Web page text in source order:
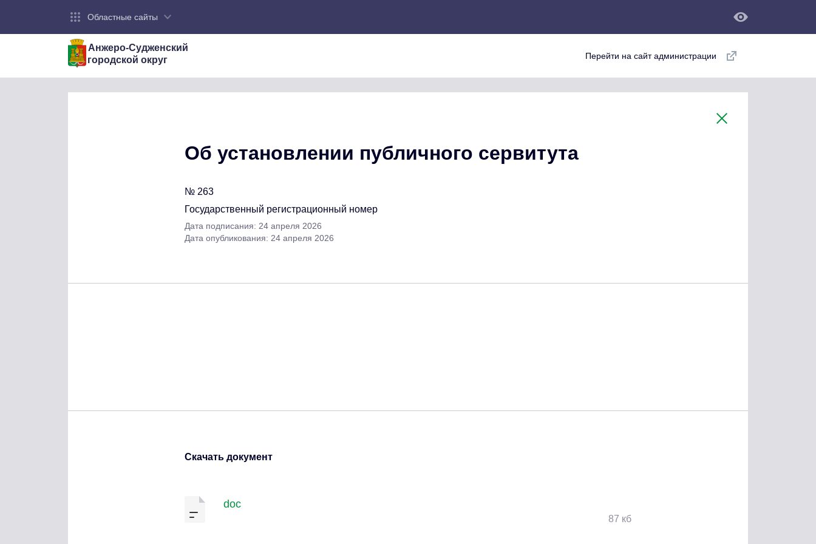
Областные сайты
Анжеро-Судженский
городской округ
Перейти на сайт администрации
Об установлении публичного сервитута
№ 263
Государственный регистрационный номер
Дата подписания: 24 апреля 2026
Дата опубликования: 24 апреля 2026
Скачать документ
doc
87 кб